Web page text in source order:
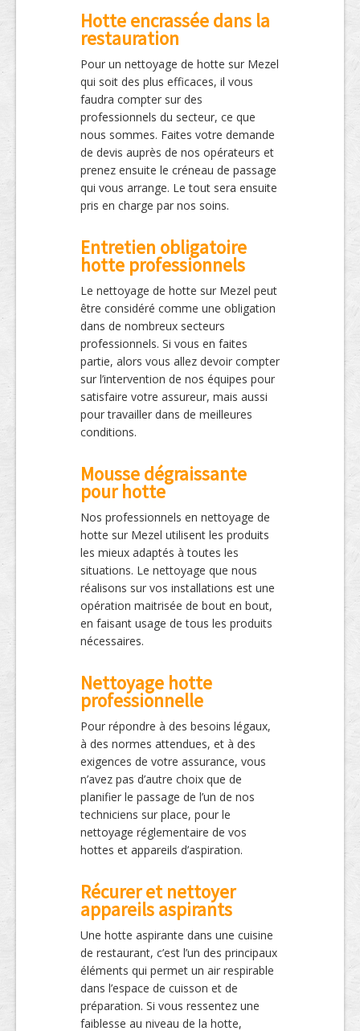
Hotte encrassée dans la
restauration
Pour un nettoyage de hotte sur Mezel
qui soit des plus efficaces, il vous
faudra compter sur des
professionnels du secteur, ce que
nous sommes. Faites votre demande
de devis auprès de nos opérateurs et
prenez ensuite le créneau de passage
qui vous arrange. Le tout sera ensuite
pris en charge par nos soins.
Entretien obligatoire
hotte professionnels
Le nettoyage de hotte sur Mezel peut
être considéré comme une obligation
dans de nombreux secteurs
professionnels. Si vous en faites
partie, alors vous allez devoir compter
sur l’intervention de nos équipes pour
satisfaire votre assureur, mais aussi
pour travailler dans de meilleures
conditions.
Mousse dégraissante
pour hotte
Nos professionnels en nettoyage de
hotte sur Mezel utilisent les produits
les mieux adaptés à toutes les
situations. Le nettoyage que nous
réalisons sur vos installations est une
opération maitrisée de bout en bout,
en faisant usage de tous les produits
nécessaires.
Nettoyage hotte
professionnelle
Pour répondre à des besoins légaux,
à des normes attendues, et à des
exigences de votre assurance, vous
n’avez pas d’autre choix que de
planifier le passage de l’un de nos
techniciens sur place, pour le
nettoyage réglementaire de vos
hottes et appareils d’aspiration.
Récurer et nettoyer
appareils aspirants
Une hotte aspirante dans une cuisine
de restaurant, c’est l’un des principaux
éléments qui permet un air respirable
dans l’espace de cuisson et de
préparation. Si vous ressentez une
faiblesse au niveau de la hotte,